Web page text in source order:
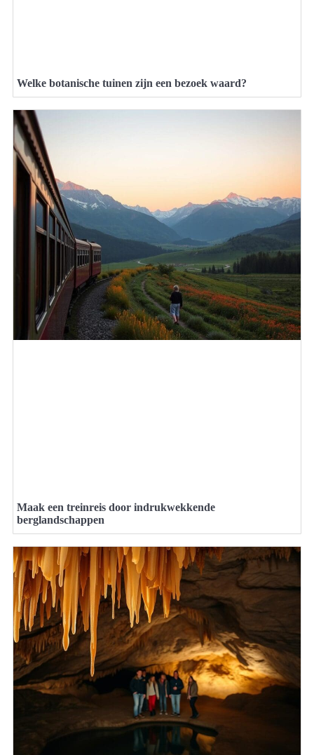
Welke botanische tuinen zijn een bezoek waard?
Maak een treinreis door indrukwekkende
berglandschappen